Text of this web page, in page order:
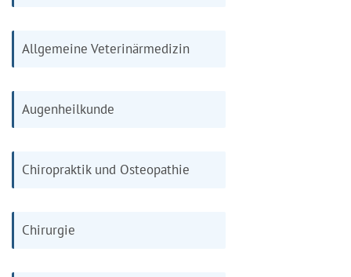
Allgemeine Veterinärmedizin
Augenheilkunde
Chiropraktik und Osteopathie
Chirurgie